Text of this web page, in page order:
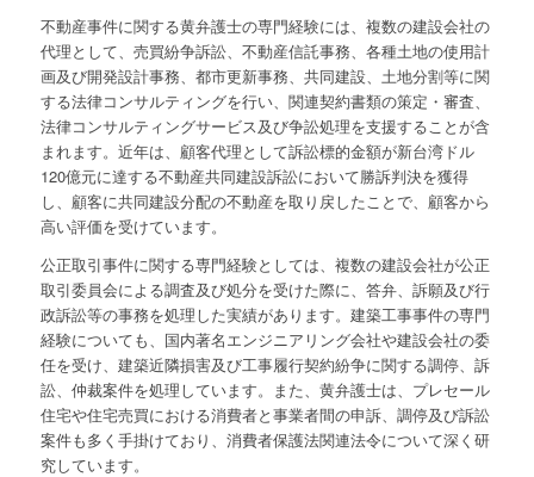
不動産事件に関する黄弁護士の専門経験には、複数の建設会社の
代理として、売買紛争訴訟、不動産信託事務、各種土地の使用計
画及び開発設計事務、都市更新事務、共同建設、土地分割等に関
する法律コンサルティングを行い、関連契約書類の策定・審査、
法律コンサルティングサービス及び争訟処理を支援することが含
まれます。近年は、顧客代理として訴訟標的金額が新台湾ドル
120億元に達する不動産共同建設訴訟において勝訴判決を獲得
し、顧客に共同建設分配の不動産を取り戻したことで、顧客から
高い評価を受けています。
公正取引事件に関する専門経験としては、複数の建設会社が公正
取引委員会による調査及び処分を受けた際に、答弁、訴願及び行
政訴訟等の事務を処理した実績があります。建築工事事件の専門
経験についても、国内著名エンジニアリング会社や建設会社の委
任を受け、建築近隣損害及び工事履行契約紛争に関する調停、訴
訟、仲裁案件を処理しています。また、黄弁護士は、プレセール
住宅や住宅売買における消費者と事業者間の申訴、調停及び訴訟
案件も多く手掛けており、消費者保護法関連法令について深く研
究しています。